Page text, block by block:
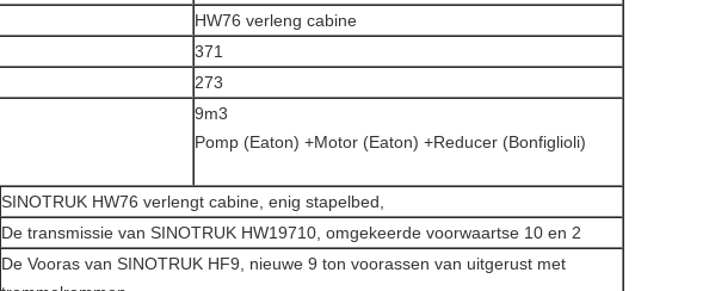
HW76 verleng cabine
371
273
9m3
Pomp (Eaton) +Motor (Eaton) +Reducer (Bonfiglioli)
SINOTRUK HW76 verlengt cabine, enig stapelbed,
De transmissie van SINOTRUK HW19710, omgekeerde voorwaartse 10 en 2
De Vooras van SINOTRUK HF9, nieuwe 9 ton voorassen van uitgerust met